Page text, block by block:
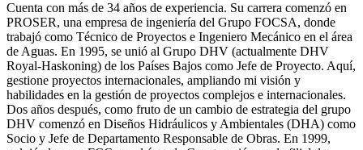
Cuenta con más de 34 años de experiencia. Su carrera comenzó en
PROSER, una empresa de ingeniería del Grupo FOCSA, donde
trabajó como Técnico de Proyectos e Ingeniero Mecánico en el área
de Aguas. En 1995, se unió al Grupo DHV (actualmente DHV
Royal-Haskoning) de los Países Bajos como Jefe de Proyecto. Aquí,
gestione proyectos internacionales, ampliando mi visión y
habilidades en la gestión de proyectos complejos e internacionales.
Dos años después, como fruto de un cambio de estrategia del grupo
DHV comenzó en Diseños Hidráulicos y Ambientales (DHA) como
Socio y Jefe de Departamento Responsable de Obras. En 1999,